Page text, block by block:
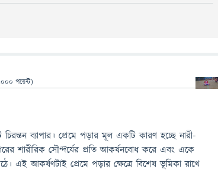
পয়েন্ট)
ব্যাপার। প্রেমে পড়ার মূল একটি কারণ হচ্ছে নারী-
শারীরিক সৌন্দর্যের প্রতি আকর্ষনবোধ করে এবং একে
এই আকর্ষণটাই প্রেমে পড়ার ক্ষেত্রে বিশেষ ভূমিকা রাখে